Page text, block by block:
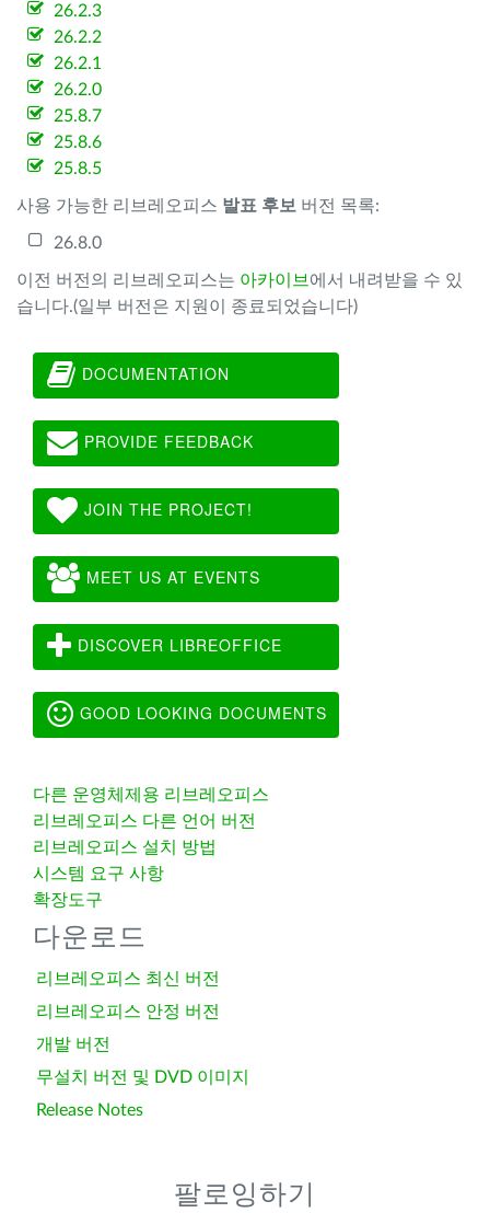
26.2.3
26.2.2
26.2.1
26.2.0
25.8.7
25.8.6
25.8.5
사용 가능한 리브레오피스 발표 후보 버전 목록:
26.8.0
이전 버전의 리브레오피스는 아카이브 에서 내려받을 수 있
습니다.(일부 버전은 지원이 종료되었습니다)
DOCUMENTATION
PROVIDE FEEDBACK
JOIN THE PROJECT!
MEET US AT EVENTS
DISCOVER LIBREOFFICE
GOOD LOOKING DOCUMENTS
다른 운영체제용 리브레오피스
리브레오피스 다른 언어 버전
리브레오피스 설치 방법
시스템 요구 사항
확장도구
다운로드
리브레오피스 최신 버전
리브레오피스 안정 버전
개발 버전
무설치 버전 및 DVD 이미지
Release Notes
팔로잉하기